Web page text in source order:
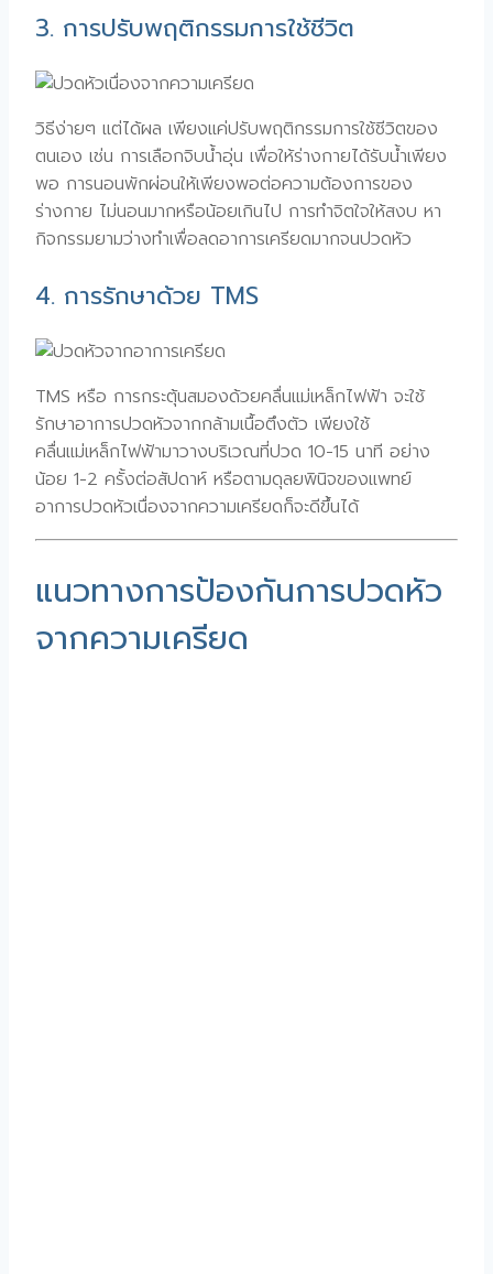
3. การปรับพฤติกรรมการใช้ชีวิต
วิธีง่ายๆ แต่ได้ผล เพียงแค่ปรับพฤติกรรมการใช้ชีวิตของ
ตนเอง เช่น การเลือกจิบน้ำอุ่น เพื่อให้ร่างกายได้รับน้ำเพียง
พอ การนอนพักผ่อนให้เพียงพอต่อความต้องการของ
ร่างกาย ไม่นอนมากหรือน้อยเกินไป การทำจิตใจให้สงบ หา
กิจกรรมยามว่างทำเพื่อลดอาการเครียดมากจนปวดหัว
4. การรักษาด้วย TMS
TMS หรือ การกระตุ้นสมองด้วยคลื่นแม่เหล็กไฟฟ้า จะใช้
รักษาอาการปวดหัวจากกล้ามเนื้อตึงตัว เพียงใช้
คลื่นแม่เหล็กไฟฟ้ามาวางบริเวณที่ปวด 10-15 นาที อย่าง
น้อย 1-2 ครั้งต่อสัปดาห์ หรือตามดุลยพินิจของแพทย์
อาการปวดหัวเนื่องจากความเครียดก็จะดีขึ้นได้
แนวทางการป้องกันการปวดหัว
จากความเครียด